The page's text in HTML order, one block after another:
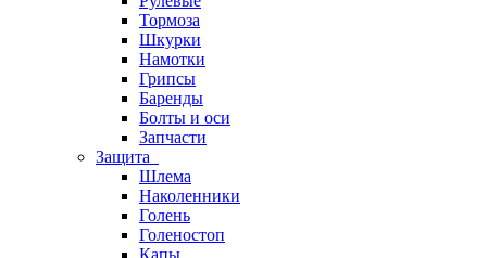
Тормоза
Шкурки
Намотки
Грипсы
Баренды
Болты и оси
Запчасти
Защита
Шлема
Наколенники
Голень
Голеностоп
Капы